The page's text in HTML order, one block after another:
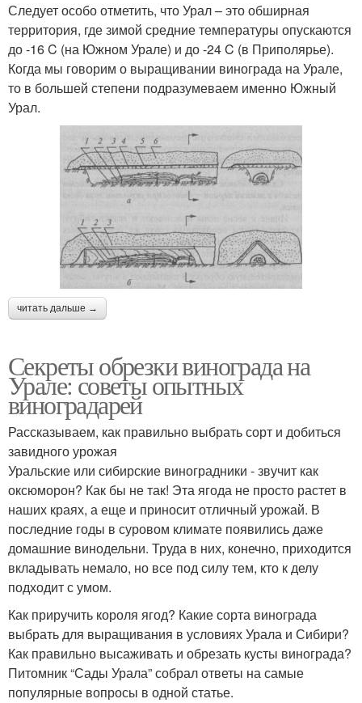
Следует особо отметить, что Урал – это обширная
территория, где зимой средние температуры опускаются
до -16 C (на Южном Урале) и до -24 C (в Приполярье).
Когда мы говорим о выращивании винограда на Урале,
то в большей степени подразумеваем именно Южный
Урал.
читать дальше →
Секреты обрезки винограда на
Урале: советы опытных
виноградарей
Рассказываем, как правильно выбрать сорт и добиться
завидного урожая
Уральские или сибирские виноградники - звучит как
оксюморон? Как бы не так! Эта ягода не просто растет в
наших краях, а еще и приносит отличный урожай. В
последние годы в суровом климате появились даже
домашние винодельни. Труда в них, конечно, приходится
вкладывать немало, но все под силу тем, кто к делу
подходит с умом.
Как приручить короля ягод? Какие сорта винограда
выбрать для выращивания в условиях Урала и Сибири?
Как правильно высаживать и обрезать кусты винограда?
Питомник “Сады Урала” собрал ответы на самые
популярные вопросы в одной статье.